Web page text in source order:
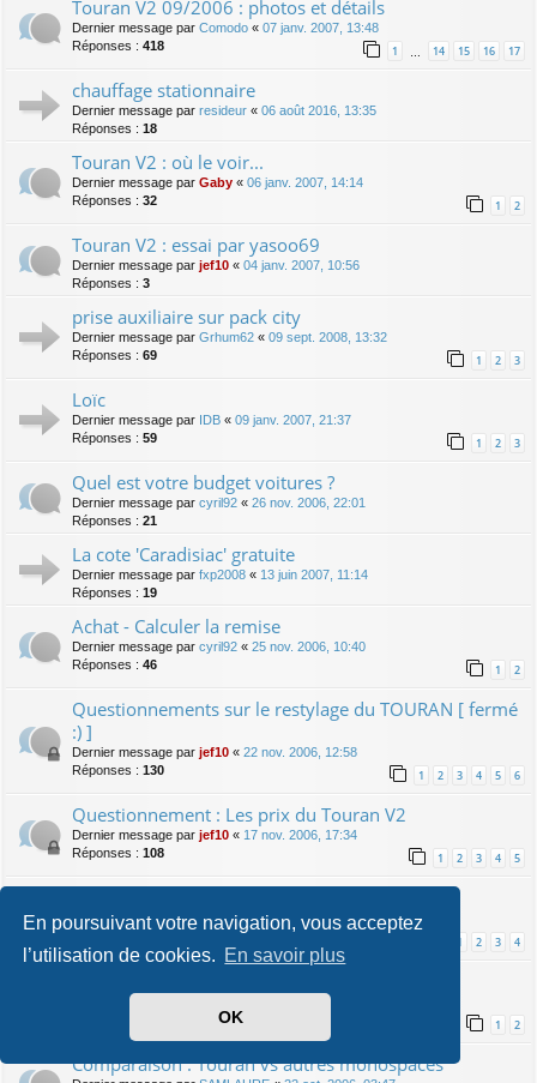
En poursuivant votre navigation, vous acceptez
l’utilisation de cookies. En savoir plus
OK
Touran V2 09/2006 : photos et détails
Dernier message par Comodo « 07 janv. 2007, 13:48
Réponses : 418 1 14 15 16 17
chauffage stationnaire
Dernier message par resideur « 06 août 2016, 13:35
Réponses : 18
Touran V2 : où le voir...
Dernier message par Gaby « 06 janv. 2007, 14:14
Réponses : 32 1 2
Touran V2 : essai par yasoo69
Dernier message par jef10 « 04 janv. 2007, 10:56
Réponses : 3
prise auxiliaire sur pack city
Dernier message par Grhum62 « 09 sept. 2008, 13:32
Réponses : 69 1 2 3
Loïc
Dernier message par IDB « 09 janv. 2007, 21:37
Réponses : 59 1 2 3
Quel est votre budget voitures ?
Dernier message par cyril92 « 26 nov. 2006, 22:01
Réponses : 21
La cote 'Caradisiac' gratuite
Dernier message par fxp2008 « 13 juin 2007, 11:14
Réponses : 19
Achat - Calculer la remise
Dernier message par cyril92 « 25 nov. 2006, 10:40
Réponses : 46 1 2
Questionnements sur le restylage du TOURAN [ fermé
:) ]
Dernier message par jef10 « 22 nov. 2006, 12:58
Réponses : 130 1 2 3 4 5 6
Questionnement : Les prix du Touran V2
Dernier message par jef10 « 17 nov. 2006, 17:34
Réponses : 108 1 2 3 4 5
Dernier message par touran21«10 nov. 2006, 20:37
1 2 3 4
Dernier message par
06 nov. 2006, 21:28
1 2
Comparaison : Touran vs autres monospaces